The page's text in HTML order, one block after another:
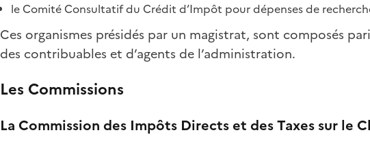
le Comité Consultatif du Crédit d’Impôt pour dépenses de
Ces organismes présidés par un magistrat, sont composés
des contribuables et d’agents de l’administration.
Les Commissions
La Commission des Impôts Directs et des Taxes sur le